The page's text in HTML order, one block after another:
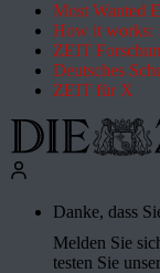
Most Wanted
How it works:
ZEIT
Deutsches
ZEIT für X
Danke, dass
Melden Sie
testen Sie